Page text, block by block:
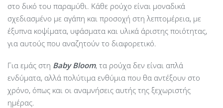
στο δικό του παραμύθι. Κάθε ρούχο είναι μοναδικά
σχεδιασμένο με αγάπη και προσοχή στη λεπτομέρεια, με
έξυπνα κοψίματα, υφάσματα και υλικά άριστης ποιότητας,
για αυτούς που αναζητούν το διαφορετικό.
Για εμάς στη Baby Bloom, τα ρούχα δεν είναι απλά
ενδύματα, αλλά πολύτιμα ενθύμια που θα αντέξουν στο
χρόνο, όπως και οι αναμνήσεις αυτής της ξεχωριστής
ημέρας.